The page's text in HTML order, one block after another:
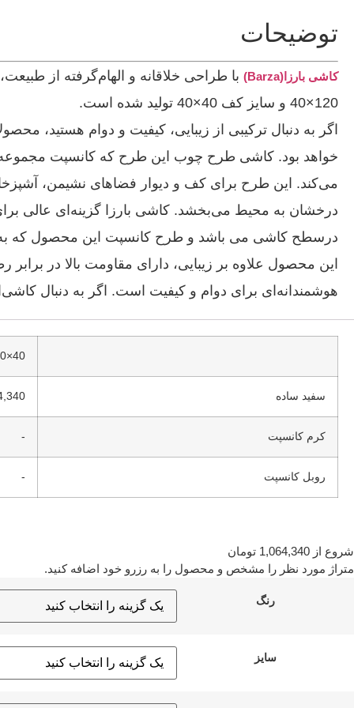
توضیحات
کاشی بارزا(Barza)
با طراحی‌ خلاقانه و الهام‌گرفته از
120×40 و سایز کف 40×40 تولید شده است.
اگر به دنبال ترکیبی از زیبایی، کیفیت و دوام هستید،
خواهد بود. کاشی طرح چوب این طرح که کانسپت
می‌کند. این طرح برای کف و دیوار فضاهای نشیمن،
درخشان به محیط می‌بخشد. کاشی بارزا گزینه‌ای عالی
درسطح کاشی می باشد و طرح کانسپت این محصول که
این محصول علاوه‌ بر زیبایی، دارای مقاومت بالا در
هوشمندانه‌ای برای دوام و کیفیت است. اگر به دنبال
40×40
سفید ساده
کرم کانسپت -
روبل کانسپت -
شروع از 1,064,340 تومان
متراژ مورد نظر را مشخص و محصول را به رزرو خود اضافه کنید.
رنگ
سایز